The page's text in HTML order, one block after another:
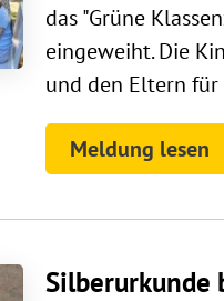
das "Grüne
eingeweiht. Die
und den Eltern
Meldung lesen
Silberurkunde